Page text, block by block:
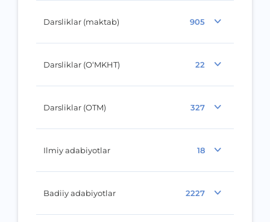
Darsliklar (maktab) 905
Darsliklar (O‘MKHT) 22
Darsliklar (OTM) 327
Ilmiy adabiyotlar 18
Badiiy adabiyotlar 2227